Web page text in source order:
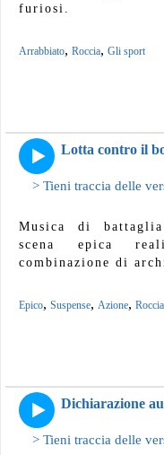
furiosi.
Arrabbiato, Roccia, Gli sport
Lotta contro il
> Tieni traccia delle
Musica di
scena epica
combinazione di
Epico, Suspense, Azione, Roccia
Dichiarazione
> Tieni traccia delle